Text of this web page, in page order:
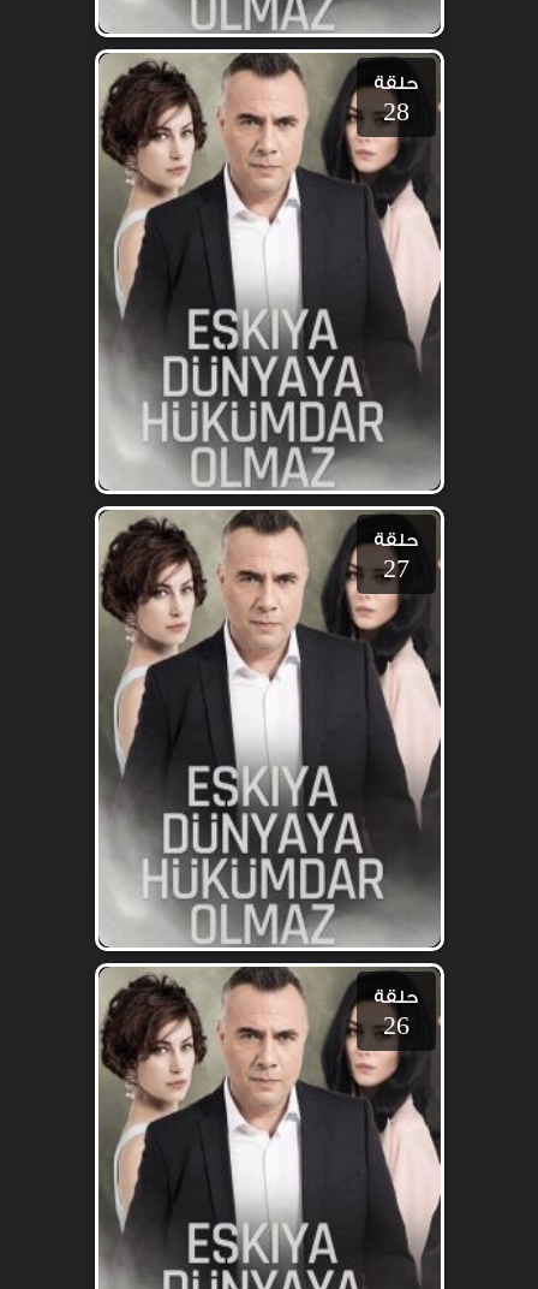
حلقة
28
حلقة
27
حلقة
26